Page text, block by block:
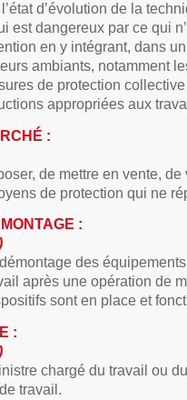
d’évolution de la
est dangereux par ce qui
en y intégrant, dans
ambiants, notamment
de protection
appropriées aux
:
de mettre en vente,
de protection qui ne
:
des
après une opération de
sont en place et
:
chargé du travail ou
travail.